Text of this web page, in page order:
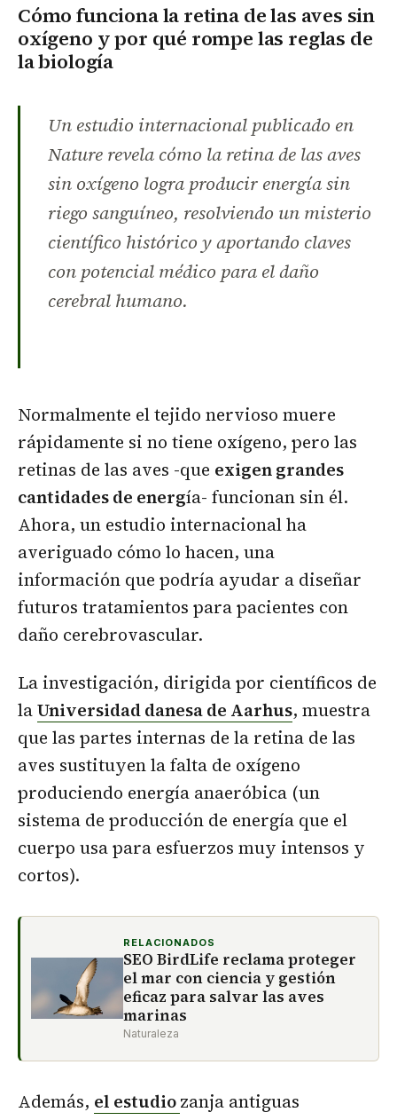
Cómo funciona la retina de las aves sin
oxígeno y por qué rompe las reglas de
la biología
Un estudio internacional publicado en
Nature revela cómo la retina de las aves
sin oxígeno logra producir energía sin
riego sanguíneo, resolviendo un misterio
científico histórico y aportando claves
con potencial médico para el daño
cerebral humano.
Normalmente el tejido nervioso muere
rápidamente si no tiene oxígeno, pero las
retinas de las aves -que exigen grandes
cantidades de energía- funcionan sin él.
Ahora, un estudio internacional ha
averiguado cómo lo hacen, una
información que podría ayudar a diseñar
futuros tratamientos para pacientes con
daño cerebrovascular.
La investigación, dirigida por científicos de
laUniversidad danesa de Aarhus, muestra
que las partes internas de la retina de las
aves sustituyen la falta de oxígeno
produciendo energía anaeróbica (un
sistema de producción de energía que el
cuerpo usa para esfuerzos muy intensos y
cortos).
RELACIONADOS
SEO BirdLife reclama proteger
el mar con ciencia y gestión
eficaz para salvar las aves
marinas
Naturaleza
Además, el estudiozanja antiguas